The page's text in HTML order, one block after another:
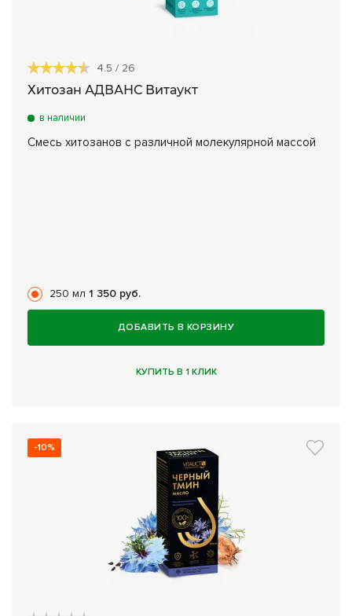
4.5 / 26
Хитозан АДВАНС Витаукт
в наличии
Смесь хитозанов с различной молекулярной массой
250 мл 1 350 руб.
ДОБАВИТЬ В КОРЗИНУ
КУПИТЬ В 1 КЛИК
-10%